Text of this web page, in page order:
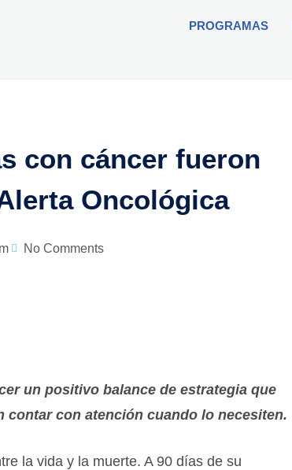
PROGRAMAS
con cáncer fueron
Oncológica
No Comments
un positivo balance de estrategia que
con atención cuando lo necesiten.
la vida y la muerte. A 90 días de su